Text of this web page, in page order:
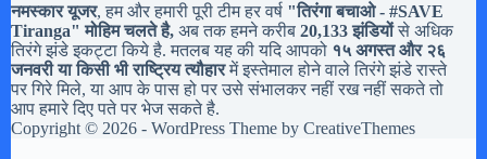
नमस्कार यूजर, हम और हमारी पूरी टीम हर वर्ष "तिरंगा बचाओ - #SAVE
Tiranga" मोहिम चलते है, अब तक हमने करीब 20,133 झंडियोंसे अधिक
तिरंगे झंडे इकट्टा किये है. मतलब यह की यदि आपको १५ अगस्त और २६
जनवरी या किसी भी राष्ट्रिय त्यौहारमें इस्तेमाल होने वाले तिरंगे झंडे रास्ते
पर गिरे मिले, या आप के पास हो पर उसे संभालकर नहीं रख नहीं सकते तो
आप हमारे दिए पते पर भेज सकते है.
Copyright © 2026 - WordPress Theme by CreativeThemes